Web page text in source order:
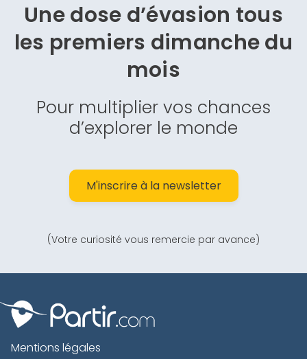
Une dose d’évasion tous
les premiers dimanche du
mois
Pour multiplier vos chances
d’explorer le monde
M'inscrire à la newsletter
(Votre curiosité vous remercie par avance)
Mentions légales